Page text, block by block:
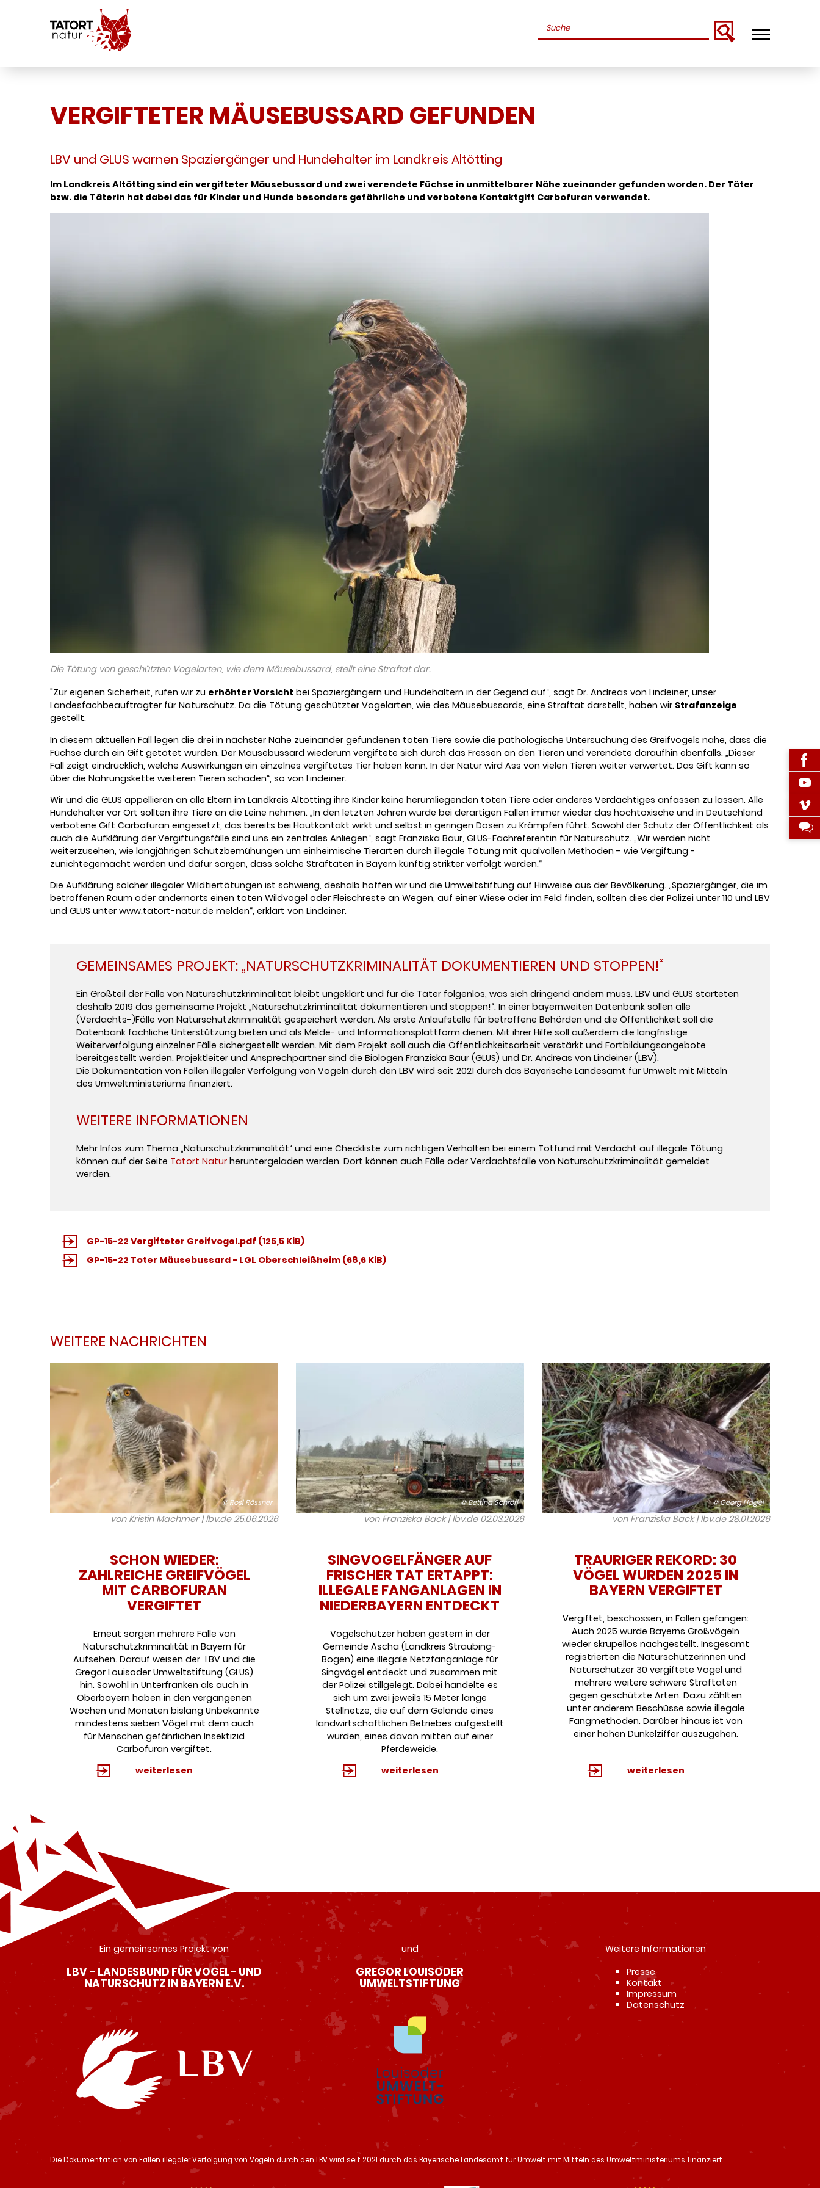
Suchbegriffe
VERGIFTETER MÄUSEBUSSARD GEFUNDEN
LBV und GLUS warnen Spaziergänger und Hundehalter im Landkreis Altötting
Im Landkreis Altötting sind ein vergifteter Mäusebussard und zwei verendete Füchse in unmittelbarer Nähe zueinander gefunden worden. Der Täter
bzw. die Täterin hat dabei das für Kinder und Hunde besonders gefährliche und verbotene Kontaktgift Carbofuran verwendet.
Die Tötung von geschützten Vogelarten, wie dem Mäusebussard, stellt eine Straftat dar.
"Zur eigenen Sicherheit, rufen wir zu erhöhter Vorsicht bei Spaziergängern und Hundehaltern in der Gegend auf“, sagt Dr. Andreas von Lindeiner, unser
Landesfachbeauftragter für Naturschutz. Da die Tötung geschützter Vogelarten, wie des Mäusebussards, eine Straftat darstellt, haben wir Strafanzeige
gestellt.
In diesem aktuellen Fall legen die drei in nächster Nähe zueinander gefundenen toten Tiere sowie die pathologische Untersuchung des Greifvogels nahe, dass die
Füchse durch ein Gift getötet wurden. Der Mäusebussard wiederum vergiftete sich durch das Fressen an den Tieren und verendete daraufhin ebenfalls. „Dieser
Fall zeigt eindrücklich, welche Auswirkungen ein einzelnes vergiftetes Tier haben kann. In der Natur wird Ass von vielen Tieren weiter verwertet. Das Gift kann so
über die Nahrungskette weiteren Tieren schaden“, so von Lindeiner.
Wir und die GLUS appellieren an alle Eltern im Landkreis Altötting ihre Kinder keine herumliegenden toten Tiere oder anderes Verdächtiges anfassen zu lassen. Alle
Hundehalter vor Ort sollten ihre Tiere an die Leine nehmen. „In den letzten Jahren wurde bei derartigen Fällen immer wieder das hochtoxische und in Deutschland
verbotene Gift Carbofuran eingesetzt, das bereits bei Hautkontakt wirkt und selbst in geringen Dosen zu Krämpfen führt. Sowohl der Schutz der Öffentlichkeit als
auch die Aufklärung der Vergiftungsfälle sind uns ein zentrales Anliegen“, sagt Franziska Baur, GLUS-Fachreferentin für Naturschutz. „Wir werden nicht
weiterzusehen, wie langjährigen Schutzbemühungen um einheimische Tierarten durch illegale Tötung mit qualvollen Methoden - wie Vergiftung -
zunichtegemacht werden und dafür sorgen, dass solche Straftaten in Bayern künftig strikter verfolgt werden.“
Die Aufklärung solcher illegaler Wildtiertötungen ist schwierig, deshalb hoffen wir und die Umweltstiftung auf Hinweise aus der Bevölkerung. „Spaziergänger, die im
betroffenen Raum oder andernorts einen toten Wildvogel oder Fleischreste an Wegen, auf einer Wiese oder im Feld finden, sollten dies der Polizei unter 110 und LBV
und GLUS unter www.tatort-natur.de melden“, erklärt von Lindeiner.
GEMEINSAMES PROJEKT: „NATURSCHUTZKRIMINALITÄT DOKUMENTIEREN UND STOPPEN!“
Ein Großteil der Fälle von Naturschutzkriminalität bleibt ungeklärt und für die Täter folgenlos, was sich dringend ändern muss. LBV und GLUS starteten
deshalb 2019 das gemeinsame Projekt „Naturschutzkriminalität dokumentieren und stoppen!“. In einer bayernweiten Datenbank sollen alle
(Verdachts-)Fälle von Naturschutzkriminalität gespeichert werden. Als erste Anlaufstelle für betroffene Behörden und die Öffentlichkeit soll die
Datenbank fachliche Unterstützung bieten und als Melde- und Informationsplattform dienen. Mit ihrer Hilfe soll außerdem die langfristige
Weiterverfolgung einzelner Fälle sichergestellt werden. Mit dem Projekt soll auch die Öffentlichkeitsarbeit verstärkt und Fortbildungsangebote
bereitgestellt werden. Projektleiter und Ansprechpartner sind die Biologen Franziska Baur (GLUS) und Dr. Andreas von Lindeiner (LBV).
Die Dokumentation von Fällen illegaler Verfolgung von Vögeln durch den LBV wird seit 2021 durch das Bayerische Landesamt für Umwelt mit Mitteln
des Umweltministeriums finanziert.
WEITERE INFORMATIONEN
Mehr Infos zum Thema „Naturschutzkriminalität“ und eine Checkliste zum richtigen Verhalten bei einem Totfund mit Verdacht auf illegale Tötung
können auf der Seite Tatort Natur heruntergeladen werden. Dort können auch Fälle oder Verdachtsfälle von Naturschutzkriminalität gemeldet
werden.
GP-15-22 Vergifteter Greifvogel.pdf (125,5 KiB)
GP-15-22 Toter Mäusebussard - LGL Oberschleißheim (68,6 KiB)
WEITERE NACHRICHTEN
© Rosl Rössner
von Kristin Machmer | lbv.de25.06.2026
SCHON WIEDER:
ZAHLREICHE GREIFVÖGEL
MIT CARBOFURAN
VERGIFTET
Erneut sorgen mehrere Fälle von
Naturschutzkriminalität in Bayern für
Aufsehen. Darauf weisen der LBV und die
Gregor Louisoder Umweltstiftung (GLUS)
hin. Sowohl in Unterfranken als auch in
Oberbayern haben in den vergangenen
Wochen und Monaten bislang Unbekannte
mindestens sieben Vögel mit dem auch
für Menschen gefährlichen Insektizid
Carbofuran vergiftet.
weiterlesen
© Bettina Schröfl
von Franziska Back | lbv.de 02.03.2026
SINGVOGELFÄNGER AUF
FRISCHER TAT ERTAPPT:
ILLEGALE FANGANLAGEN IN
NIEDERBAYERN ENTDECKT
Vogelschützer haben gestern in der
Gemeinde Ascha (Landkreis Straubing-
Bogen) eine illegale Netzfanganlage für
Singvögel entdeckt und zusammen mit
der Polizei stillgelegt. Dabei handelte es
sich um zwei jeweils 15 Meter lange
Stellnetze, die auf dem Gelände eines
landwirtschaftlichen Betriebes aufgestellt
wurden, eines davon mitten auf einer
Pferdeweide.
weiterlesen
© Georg Hagel
von Franziska Back | lbv.de28.01.2026
TRAURIGER REKORD: 30
VÖGEL WURDEN 2025 IN
BAYERN VERGIFTET
Vergiftet, beschossen, in Fallen gefangen:
Auch 2025 wurde Bayerns Großvögeln
wieder skrupellos nachgestellt. Insgesamt
registrierten die Naturschützerinnen und
Naturschützer 30 vergiftete Vögel und
mehrere weitere schwere Straftaten
gegen geschützte Arten. Dazu zählten
unter anderem Beschüsse sowie illegale
Fangmethoden. Darüber hinaus ist von
einer hohen Dunkelziffer auszugehen.
weiterlesen
Ein gemeinsames Projekt von
LBV - LANDESBUND FÜR VOGEL- UND
NATURSCHUTZ IN BAYERN E.V.
und
GREGOR LOUISODER
UMWELTSTIFTUNG
Weitere Informationen
Navigation
überspringen
Presse
Kontakt
Impressum
Datenschutz
Die Dokumentation von Fällen illegaler Verfolgung von Vögeln durch den LBV wird seit 2021 durch das Bayerische Landesamt für Umwelt mit Mitteln des Umweltministeriums finanziert.